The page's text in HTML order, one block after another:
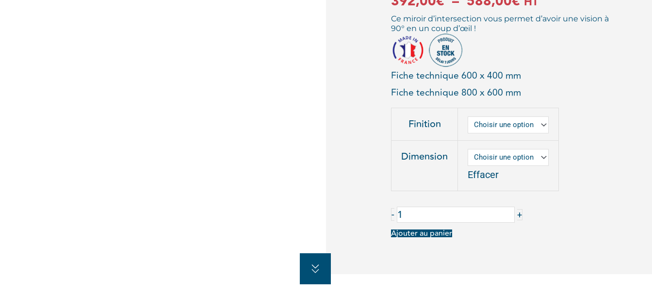
de
392,00€
à
588,00€
Ce miroir d’intersection vous permet d’avoir une vision à
90° en un coup d’œil !
Fiche technique 600 x 400 mm
Fiche technique 800 x 600 mm
Finition
Dimension
Effacer
-
ROUTIER
RECTANGULAIRE
+
Ajouter au panier